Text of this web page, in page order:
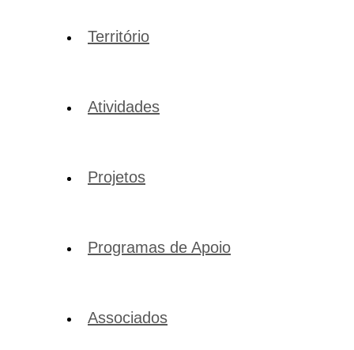
Território
Atividades
Projetos
Programas de Apoio
Associados